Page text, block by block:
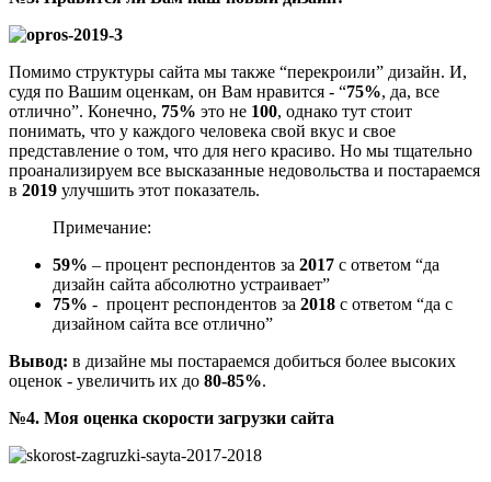
Помимо структуры сайта мы также “перекроили” дизайн. И,
судя по Вашим оценкам, он Вам нравится - “75%, да, все
отлично”. Конечно, 75% это не 100, однако тут стоит
понимать, что у каждого человека свой вкус и свое
представление о том, что для него красиво. Но мы тщательно
проанализируем все высказанные недовольства и постараемся
в 2019 улучшить этот показатель.
Примечание:
59% – процент респондентов за 2017 с ответом “да
дизайн сайта абсолютно устраивает”
75% - процент респондентов за 2018 с ответом “да с
дизайном сайта все отлично”
Вывод: в дизайне мы постараемся добиться более высоких
оценок - увеличить их до 80-85%.
№4. Моя оценка скорости загрузки сайта